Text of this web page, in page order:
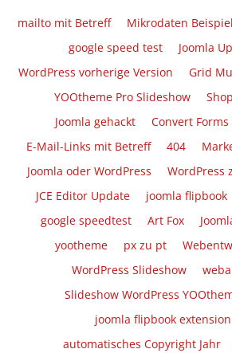
mailto mit Betreff Mikrodaten Beispiel
google speed test
Joomla
WordPress vorherige Version
Grid
YOOtheme Pro Slideshow
Joomla gehackt
Convert
E-Mail-Links mit Betreff
404
Joomla oder WordPress
WordPress
JCE Editor Update
joomla flipbook
google speedtest
Art Fox
yootheme
px zu pt
WordPress Slideshow
Slideshow WordPress
joomla flipbook extension
automatisches Copyright Jahr